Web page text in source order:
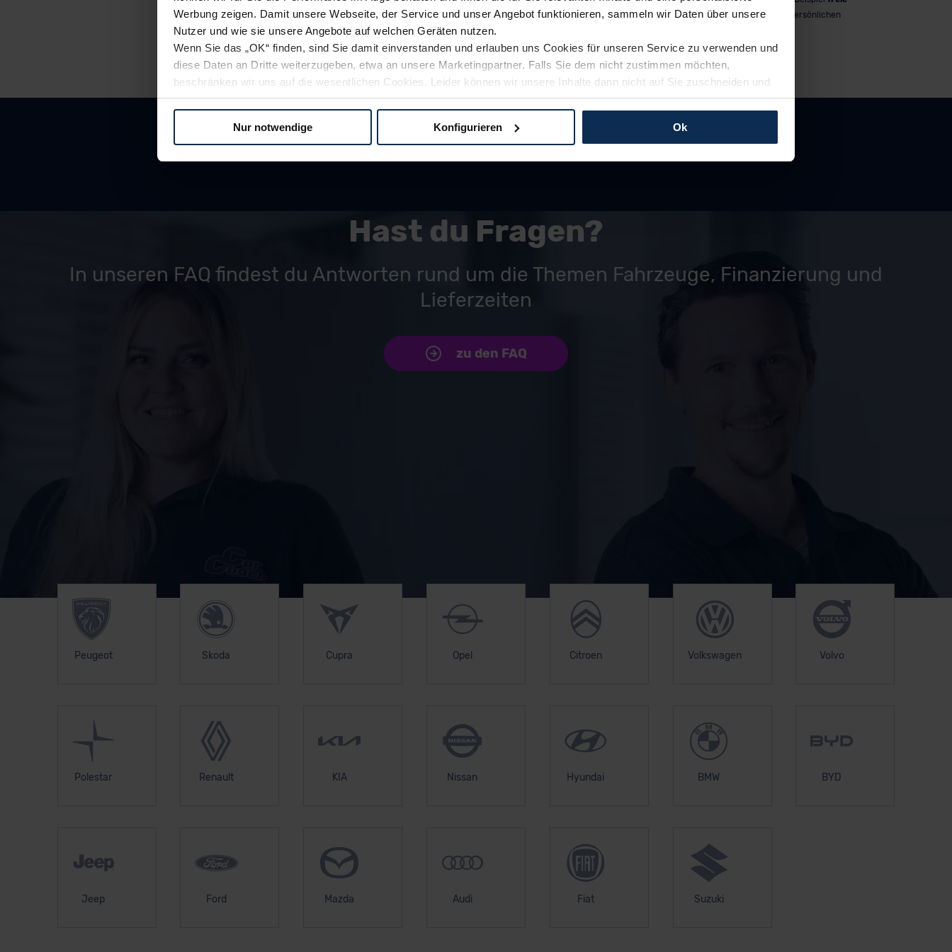
Werbung zeigen. Damit unsere Webseite, der Service und unser Angebot funktionieren, sammeln wir Daten über unsere
Nutzer und wie sie unsere Angebote auf welchen Geräten nutzen.
Wenn Sie das „OK“ finden, sind Sie damit einverstanden und erlauben uns Cookies für unseren Service zu verwenden und
diese Daten an Dritte weiterzugeben, etwa an unsere Marketingpartner. Falls Sie dem nicht zustimmen möchten,
beschränken wir uns auf die wesentlichen Cookies. Leider können wir unsere Inhalte dann nicht auf Sie zuschneiden und
Sie somit nicht perfekt auf dem Weg zu Ihrem Neuwagen unterstützen. Sie können die Einstellungen jederzeit anpassen
Abs. 2 lit. c DSGVO) oder wenn Sie hierzu Ihre Einwilligung freiwillig erteilen. Nähere Informationen zu den bestehenden
Datenschutzklauseln können Sie über den Kontakt zu unserem Datenschutzbeauftragten unter datenschutz@meinauto.de
Datenschutzerklärung
Nur notwendige Konfigurieren Ok
online.
Werkstattwahl
und persönlichen
Hast du Fragen?
In unseren FAQ findest du Antworten rund um die Themen Fahrzeuge, Finanzierung und
Lieferzeiten
zu den FAQ
Peugeot Skoda Cupra Opel Citroen Volkswagen Volvo
Polestar Renault KIA Nissan Hyundai BMW BYD
Jeep Ford Mazda Audi Fiat Suzuki